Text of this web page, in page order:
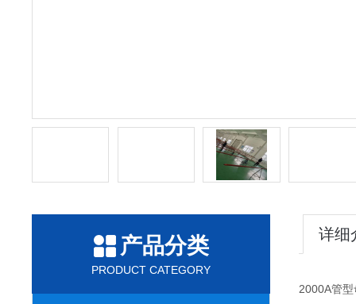
产品分类
PRODUCT CATEGORY
详细
2000A管